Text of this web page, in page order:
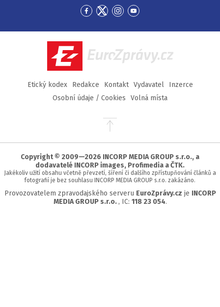
Přejít
Facebook
Přejít
Twitter
Přejít
Instagram
Přejít
YouTube
EuroZprávy.cz
Etický kodex Redakce Kontakt Vydavatel
Inzerce
Osobní údaje / Cookies
Volná místa
Přejít
stránky
Copyright © 2009—2026 INCORP MEDIA GROUP s.r.o., a
dodavatelé INCORP images, Profimedia a ČTK.
Jakékoliv užití obsahu včetně převzetí, šíření či dalšího zpřístupňování článků a
fotografií je bez souhlasu INCORP MEDIA GROUP s.r.o. zakázáno.
Provozovatelem zpravodajského serveru EuroZprávy.cz je INCORP
MEDIA GROUP s.r.o. , IC: 118 23 054.